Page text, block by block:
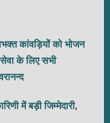
कांवड़ियों को भोजन
के लिए सभी
में बड़ी जिम्मेदारी,